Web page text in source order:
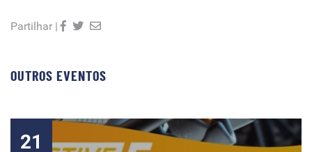
Partilhar |
OUTROS EVENTOS
21